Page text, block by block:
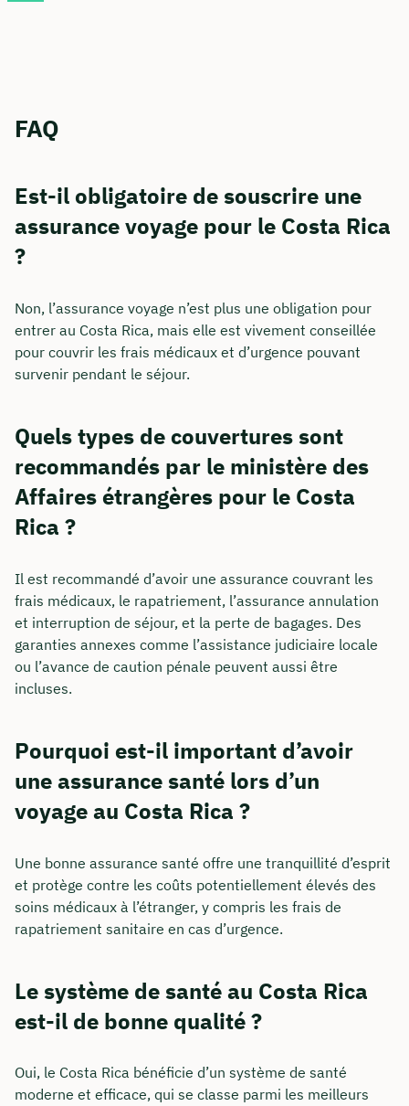
FAQ
Est-il obligatoire de souscrire une
assurance voyage pour le Costa Rica
?
Non, l’assurance voyage n’est plus une obligation pour
entrer au Costa Rica, mais elle est vivement conseillée
pour couvrir les frais médicaux et d’urgence pouvant
survenir pendant le séjour.
Quels types de couvertures sont
recommandés par le ministère des
Affaires étrangères pour le Costa
Rica ?
Il est recommandé d’avoir une assurance couvrant les
frais médicaux, le rapatriement, l’assurance annulation
et interruption de séjour, et la perte de bagages. Des
garanties annexes comme l’assistance judiciaire locale
ou l’avance de caution pénale peuvent aussi être
incluses.
Pourquoi est-il important d’avoir
une assurance santé lors d’un
voyage au Costa Rica ?
Une bonne assurance santé offre une tranquillité d’esprit
et protège contre les coûts potentiellement élevés des
soins médicaux à l’étranger, y compris les frais de
rapatriement sanitaire en cas d’urgence.
Le système de santé au Costa Rica
est-il de bonne qualité ?
Oui, le Costa Rica bénéficie d’un système de santé
moderne et efficace, qui se classe parmi les meilleurs